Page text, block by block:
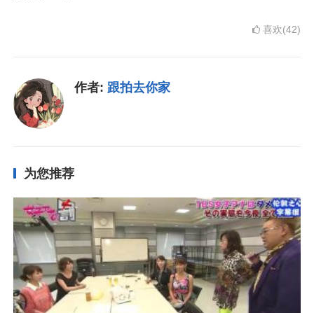
喜欢(42)
作者: 跟拍去你家
为您推荐